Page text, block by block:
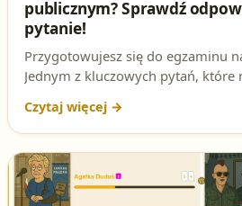
publicznym? Sprawdź
pytanie!
Przygotowujesz się do egzaminu
Jednym z kluczowych pytań, które
transporcie publicznym. W tym
omawiamy tę sytuację, abyś
na egzaminie. Sprawdź też nasze
strzelecki, aby lepiej się